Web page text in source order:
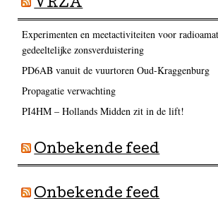
VRZA
Experimenten en meetactiviteiten voor
gedeeltelijke zonsverduistering
PD6AB vanuit de vuurtoren Oud-Kraggenburg
Propagatie verwachting
PI4HM – Hollands Midden zit in de lift!
Onbekende feed
Onbekende feed